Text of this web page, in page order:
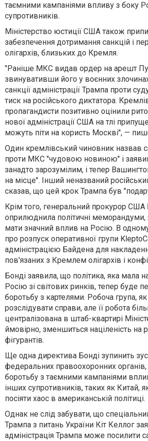
таємними кампаніями впливу з боку
супротивників.
Міністерство юстиції США також
забезпечення дотримання санкцій і
олігархів, близьких до Кремля.
"Раніше МКС видав ордер на арешт
звинувативши його у воєнних
санкції адміністрації Трампа проти
тиск на російського диктатора.
пропагандисти позитивно оцінили
нової адміністрації США на тлі
можуть піти на користь Москві", —
Один кремлівський чиновник назвав
проти МКС "чудовою новиною" і
занадто зарозумілим, і тепер
на місце". Інший неназваний
сказав, що цей крок Трампа був
Крім того, генеральний прокурор США
оприлюднила політичні меморандуми,
мати значний вплив на Росію. В
про розпуск оперативної групи
адміністрацією Байдена для
пов'язаних з Кремлем олігархів і
Бонді заявила, що політика, яка мала
Росію зі світових ринків, тепер буде
боротьбу з картелями. Робоча група,
розслідувати справи, але її робота
централізована в штаб-квартирі
ймовірно, зменшиться націленість на
фігурантів.
Ще одна директива Бонді зупинить
федеральних правоохоронних
боротьбу з таємними кампаніями
інших супротивників, таких як Китай,
посіяти хаос в американській політиці.
Однак не слід забувати, що
Трампа з питань України Кіт Келлог
адміністрація Трампа може посилити